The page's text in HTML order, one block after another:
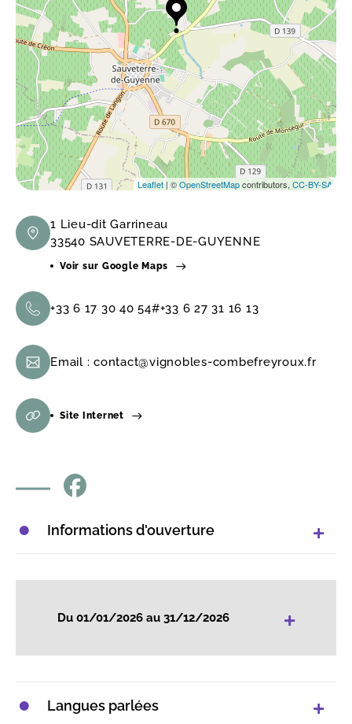
Leaflet| ©OpenStreetMapcontributors, CC-BY-SA
1 Lieu-dit Garrineau
33540 SAUVETERRE-DE-GUYENNE
Voir sur Google Maps
+33 6 17 30 40 54#+33 6 27 31 16 13
Email : contact@vignobles-combefreyroux.fr
Site Internet
Informations d'ouverture
Du 01/01/2026 au 31/12/2026 +
Langues parlées